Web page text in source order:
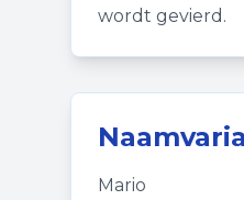
wordt gevierd.
Mario